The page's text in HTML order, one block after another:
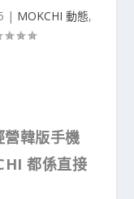
| MOKCHI 動態,
營韓版手機
都係直接